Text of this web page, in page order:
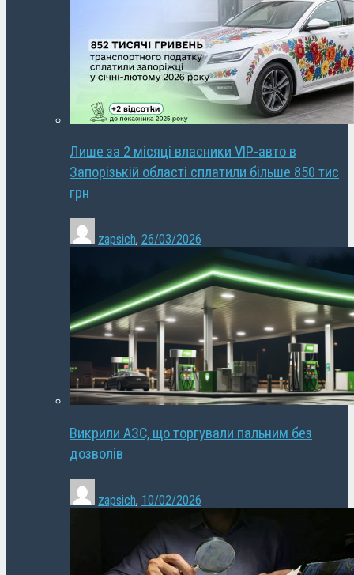
Лише за 2 місяці власники VIP-авто в
Запорізькій області сплатили більше 850 тис
грн
zapsich, 26/03/2026
Викрили АЗС, що торгували пальним без
дозволів
zapsich, 10/02/2026